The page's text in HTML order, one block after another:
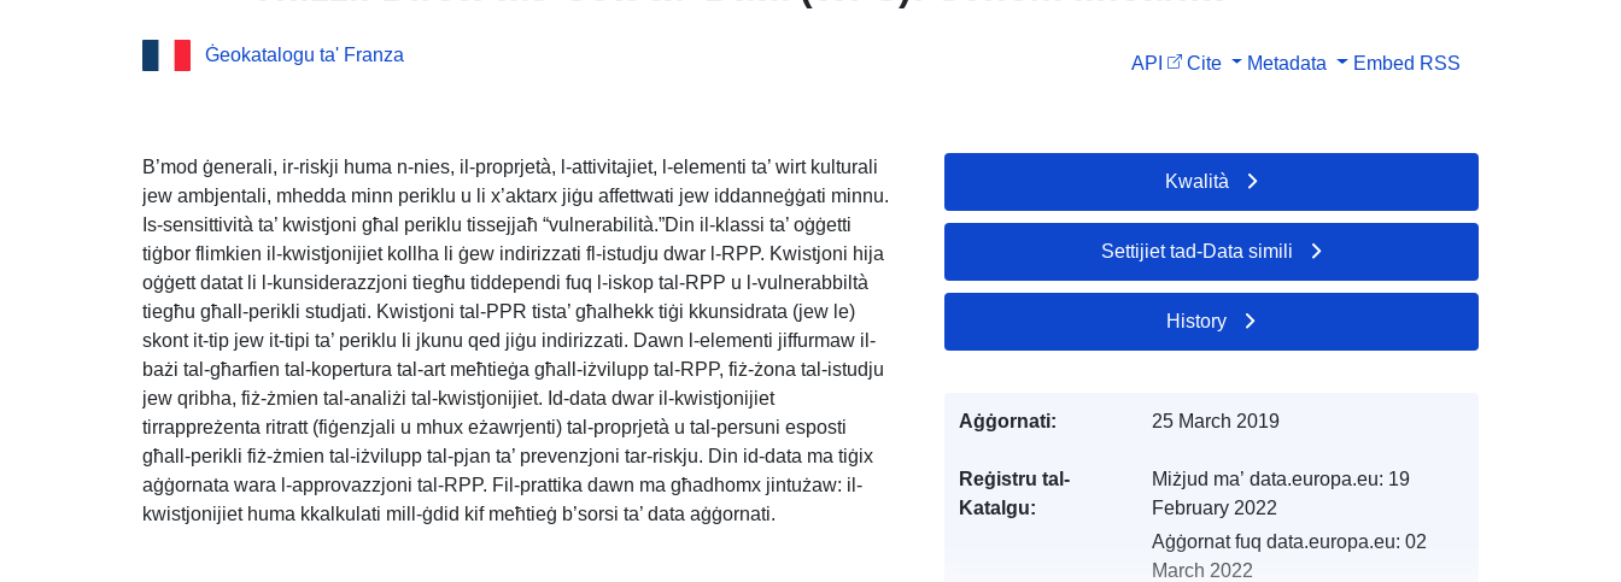
Ġeokatalogu ta' Franza API Cite Metadata Embed RSS
B’mod ġenerali, ir-riskji huma n-nies, il-proprjetà, l-attivitajiet, l-elementi ta’ wirt kulturali
jew ambjentali, mhedda minn periklu u li x’aktarx jiġu affettwati jew iddanneġġati minnu.
Is-sensittività ta’ kwistjoni għal periklu tissejjaħ “vulnerabilità.”Din il-klassi ta’ oġġetti
tiġbor flimkien il-kwistjonijiet kollha li ġew indirizzati fl-istudju dwar l-RPP. Kwistjoni hija
oġġett datat li l-kunsiderazzjoni tiegħu tiddependi fuq l-iskop tal-RPP u l-vulnerabbiltà
tiegħu għall-perikli studjati. Kwistjoni tal-PPR tista’ għalhekk tiġi kkunsidrata (jew le)
skont it-tip jew it-tipi ta’ periklu li jkunu qed jiġu indirizzati. Dawn l-elementi jiffurmaw il-
bażi tal-għarfien tal-kopertura tal-art meħtieġa għall-iżvilupp tal-RPP, fiż-żona tal-istudju
jew qribha, fiż-żmien tal-analiżi tal-kwistjonijiet. Id-data dwar il-kwistjonijiet
tirrappreżenta ritratt (fiġenzjali u mhux eżawrjenti) tal-proprjetà u tal-persuni esposti
għall-perikli fiż-żmien tal-iżvilupp tal-pjan ta’ prevenzjoni tar-riskju. Din id-data ma tiġix
aġġornata wara l-approvazzjoni tal-RPP. Fil-prattika dawn ma għadhomx jintużaw: il-
kwistjonijiet huma kkalkulati mill-ġdid kif meħtieġ b’sorsi ta’ data aġġornati.
Kwalità
Settijiet tad-Data simili
History
Aġġornati: 25 March 2019
Reġistru tal-
Katalgu:
Miżjud ma’ data.europa.eu: 19
February 2022
Aġġornat fuq data.europa.eu: 02
March 2022